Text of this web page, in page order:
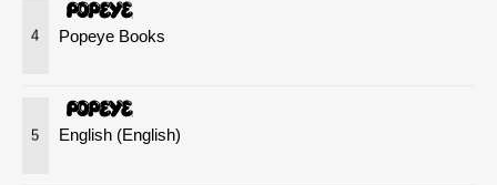
4 Popeye Books
5 English (English)